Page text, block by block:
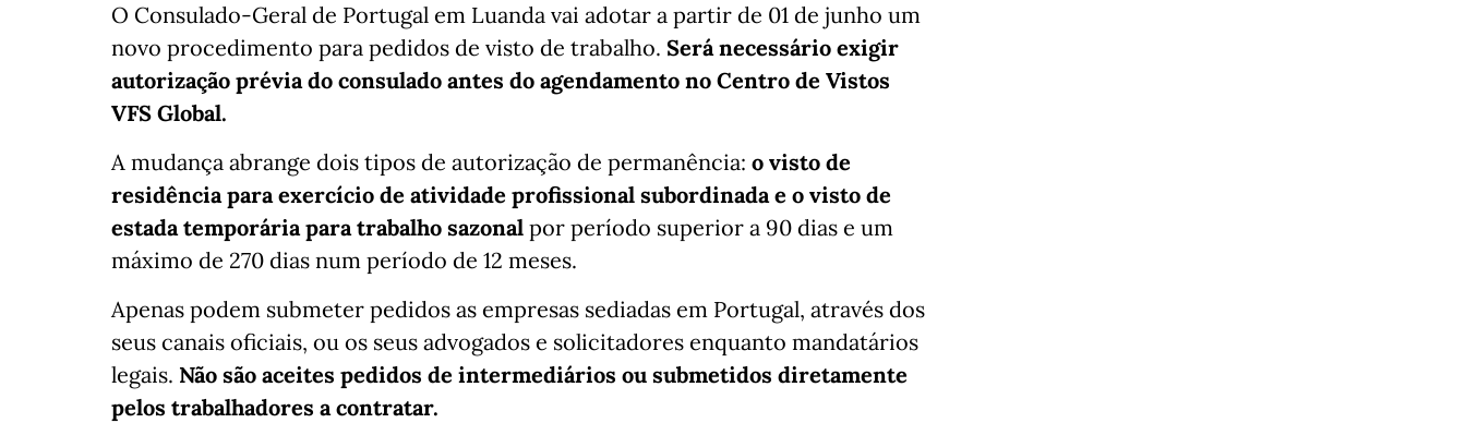
O Consulado-Geral de Portugal em Luanda vai adotar a partir de 01 de junho um
novo procedimento para pedidos de visto de trabalho. Será necessário exigir
autorização prévia do consulado antes do agendamento no Centro de Vistos
VFS Global.
A mudança abrange dois tipos de autorização de permanência: o visto de
residência para exercício de atividade profissional subordinada e o visto de
estada temporária para trabalho sazonal por período superior a 90 dias e um
máximo de 270 dias num período de 12 meses.
Apenas podem submeter pedidos as empresas sediadas em Portugal, através dos
seus canais oficiais, ou os seus advogados e solicitadores enquanto mandatários
legais. Não são aceites pedidos de intermediários ou submetidos diretamente
pelos trabalhadores a contratar.